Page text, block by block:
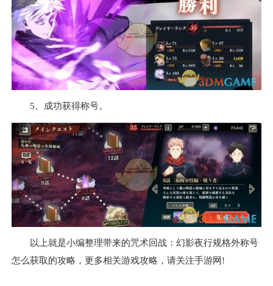
5、成功获得称号。
以上就是小编整理带来的咒术回战：幻影夜行规格外称号
怎么获取的攻略，更多相关游戏攻略，请关注手游网!